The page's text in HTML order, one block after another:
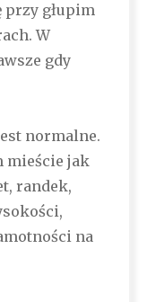
przy głupim
W
gdy
normalne.
mieście jak
randek,
na